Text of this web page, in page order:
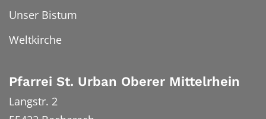
Unser Bistum
Weltkirche
Pfarrei St. Urban Oberer Mittelrhein
Langstr. 2